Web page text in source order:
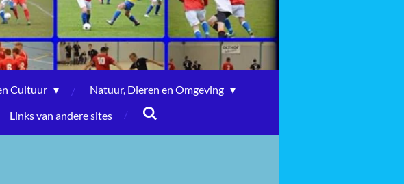
Cultuur
Natuur, Dieren en Omgeving
Links van andere sites